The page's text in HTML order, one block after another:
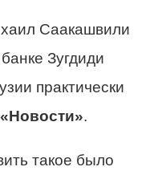
Саакашвили
Зугдиди
практически
.
такое было